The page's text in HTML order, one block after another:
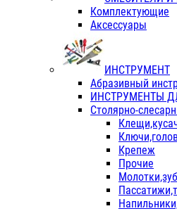
Комплектующие
Аксессуары
ИНСТРУМЕНТ
Абразивный
ИНСТРУМЕНТЫ
Столярно-
Крепеж
Прочие